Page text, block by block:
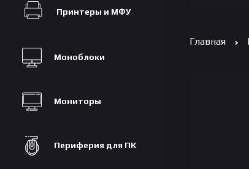
Принтеры и МФУ
Моноблоки
Мониторы
Периферия для ПК
Главная